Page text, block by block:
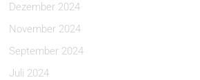
Dezember 2024
November 2024
September 2024
Juli 2024